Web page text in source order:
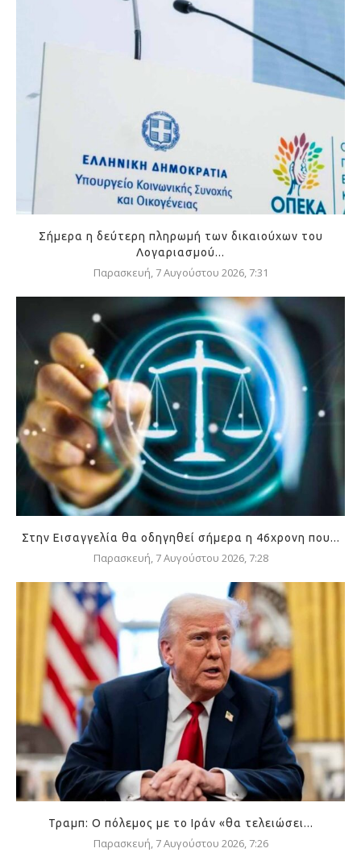
Σήμερα η δεύτερη πληρωμή των δικαιούχων του
Λογαριασμού...
Παρασκευή, 7 Αυγούστου 2026, 7:31
Στην Εισαγγελία θα οδηγηθεί σήμερα η 46χρονη που...
Παρασκευή, 7 Αυγούστου 2026, 7:28
Τραμπ: Ο πόλεμος με το Ιράν «θα τελειώσει...
Παρασκευή, 7 Αυγούστου 2026, 7:26